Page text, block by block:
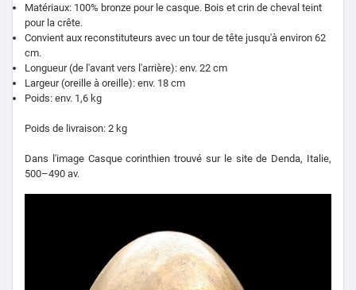
Matériaux: 100% bronze pour le casque. Bois et crin de cheval teint
pour la crête.
Convient aux reconstituteurs avec un tour de tête jusqu'à environ 62
cm.
Longueur (de l'avant vers l'arrière): env. 22 cm
Largeur (oreille à oreille): env. 18 cm
Poids: env. 1,6 kg
Poids de livraison: 2 kg
Dans l'image Casque corinthien trouvé sur le site de Denda, Italie,
500–490 av.